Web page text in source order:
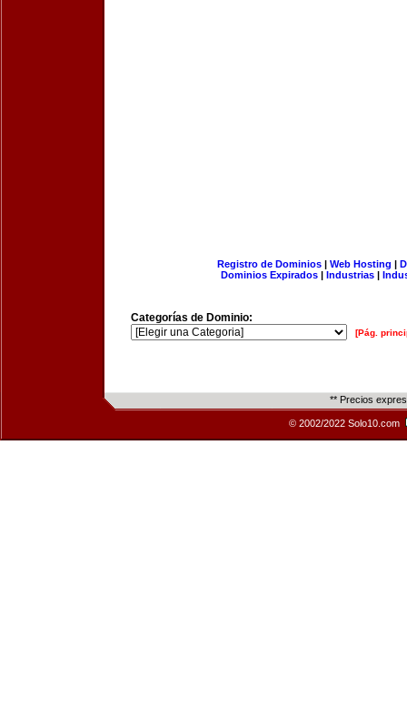
Registro de Dominios| Web Hosting |
Dominios Expirados | Industrias |
Categorías de Dominio:
[Pág.
** Precios
© 2002/2022 Solo10.com